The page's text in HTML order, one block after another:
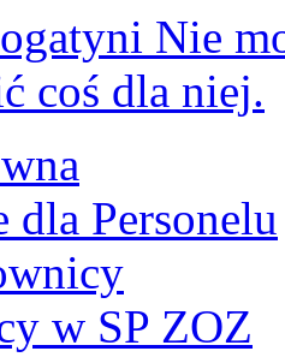
Nie
coś dla niej.
dla Personelu
w SP ZOZ